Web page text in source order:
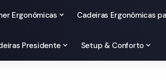
Ergonômicas Cadeiras Ergonômicas
Presidente Setup & Conforto